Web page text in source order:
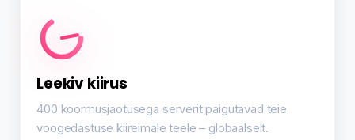
Leekiv kiirus
400 koormusjaotusega serverit paigutavad teie
voogedastuse kiireimale teele – globaalselt.